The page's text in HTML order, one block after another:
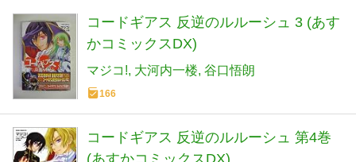
コードギアス 反逆のルルーシュ 3 (あす
かコミックスDX)
マジコ! 大河内一楼 谷口悟朗
166
コードギアス 反逆のルルーシュ 第4巻